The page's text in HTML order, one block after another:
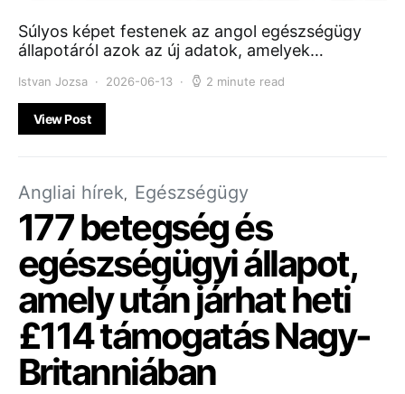
Súlyos képet festenek az angol egészségügy
állapotáról azok az új adatok, amelyek…
Istvan Jozsa 2026-06-13 2 minute read
View Post
Angliai hírek Egészségügy
177 betegség és
egészségügyi állapot,
amely után járhat heti
£114 támogatás Nagy-
Britanniában